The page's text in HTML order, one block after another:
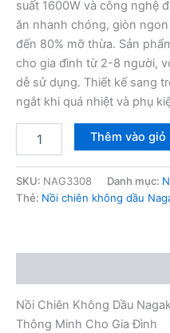
suất 1600W và công nghệ
ăn nhanh chóng, giòn
đến 80% mỡ thừa. Sản
cho gia đình từ 2-8 người,
dễ sử dụng. Thiết kế sang
ngắt khi quá nhiệt và phụ
chiên
dầu
Nagakawa
Thêm vào giỏ
SKU: NAG3308 Danh mục:
Thẻ: Nồi chiên không dầu
Nồi Chiên Không Dầu
Thông Minh Cho Gia Đình